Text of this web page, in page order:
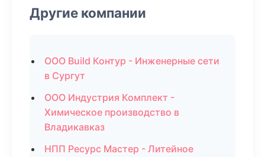
Другие компании
ООО Build Контур - Инженерные сети
в Сургут
ООО Индустрия Комплект -
Химическое производство в
Владикавказ
НПП Ресурс Мастер - Литейное